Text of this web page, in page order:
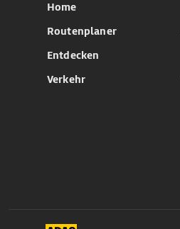
Home
Routenplaner
Entdecken
Verkehr